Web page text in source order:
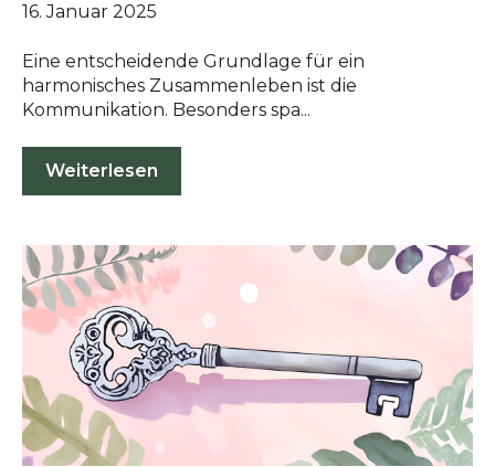
16. Januar 2025
Eine entscheidende Grundlage für ein
harmonisches Zusammenleben ist die
Kommunikation. Besonders spa...
Weiterlesen